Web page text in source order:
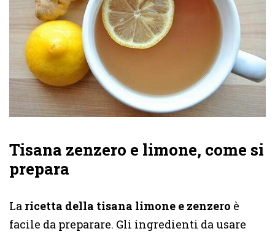
Tisana zenzero e limone, come si
prepara
La ricetta della tisana limone e zenzero è
facile da preparare. Gli ingredienti da usare